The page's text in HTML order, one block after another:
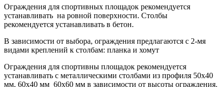
Ограждения для спортивных площадок рекомендуется
устанавливать на ровной поверхности. Столбы
рекомендуется устанавливать в бетон.
В зависимости от выбора, ограждения предлагаются с 2-мя
видами креплений к столбам: планка и хомут
Ограждения для спортивны площадок рекомендуется
устанавливать с металлическими столбами из профиля 50х40
мм, 60х40 мм 60х60 мм в зависимости от высоты ограждения.